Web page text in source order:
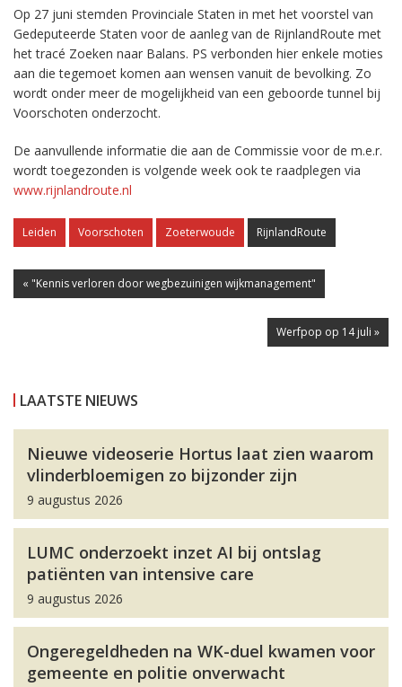
Op 27 juni stemden Provinciale Staten in met het voorstel van
Gedeputeerde Staten voor de aanleg van de RijnlandRoute met
het tracé Zoeken naar Balans. PS verbonden hier enkele moties
aan die tegemoet komen aan wensen vanuit de bevolking. Zo
wordt onder meer de mogelijkheid van een geboorde tunnel bij
Voorschoten onderzocht.
De aanvullende informatie die aan de Commissie voor de m.e.r.
wordt toegezonden is volgende week ook te raadplegen via
www.rijnlandroute.nl
Leiden Voorschoten Zoeterwoude RijnlandRoute
« "Kennis verloren door wegbezuinigen wijkmanagement"
Werfpop op 14 juli »
LAATSTE NIEUWS
Nieuwe videoserie Hortus laat zien waarom
vlinderbloemigen zo bijzonder zijn
9 augustus 2026
LUMC onderzoekt inzet AI bij ontslag
patiënten van intensive care
9 augustus 2026
Ongeregeldheden na WK-duel kwamen voor
gemeente en politie onverwacht